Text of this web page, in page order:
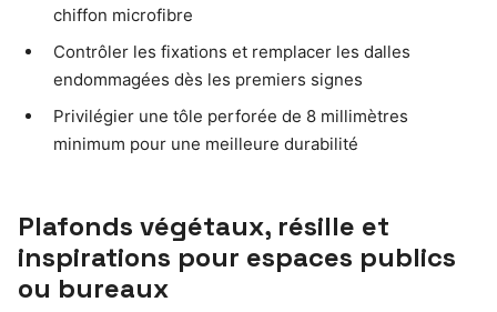
chiffon microfibre
Contrôler les fixations et remplacer les dalles
endommagées dès les premiers signes
Privilégier une tôle perforée de 8 millimètres
minimum pour une meilleure durabilité
Plafonds végétaux, résille et
inspirations pour espaces publics
ou bureaux